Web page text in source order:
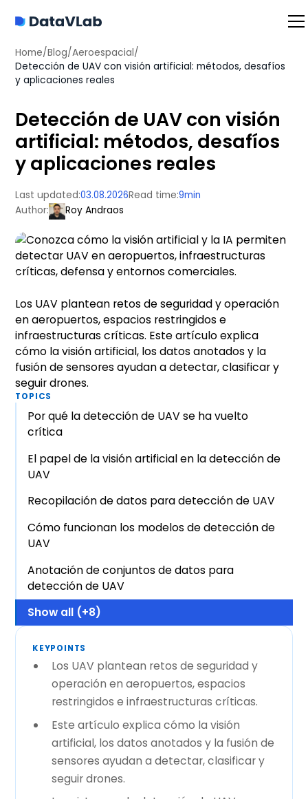
Home/Blog/Aeroespacial/
Detección de UAV con visión artificial: métodos, desafíos
y aplicaciones reales
Detección de UAV con visión
artificial: métodos, desafíos
y aplicaciones reales
Last updated:03.08.2026Read time:9min
Author:
Roy Andraos
Los UAV plantean retos de seguridad y operación
en aeropuertos, espacios restringidos e
infraestructuras críticas. Este artículo explica
cómo la visión artificial, los datos anotados y la
fusión de sensores ayudan a detectar, clasificar y
seguir drones.
TOPICS
Por qué la detección de UAV se ha vuelto
crítica
El papel de la visión artificial en la detección de
UAV
Recopilación de datos para detección de UAV
Cómo funcionan los modelos de detección de
UAV
Anotación de conjuntos de datos para
detección de UAV
Show all (+8)
KEYPOINTS
Los UAV plantean retos de seguridad y
operación en aeropuertos, espacios
restringidos e infraestructuras críticas.
Este artículo explica cómo la visión
artificial, los datos anotados y la fusión de
sensores ayudan a detectar, clasificar y
seguir drones.